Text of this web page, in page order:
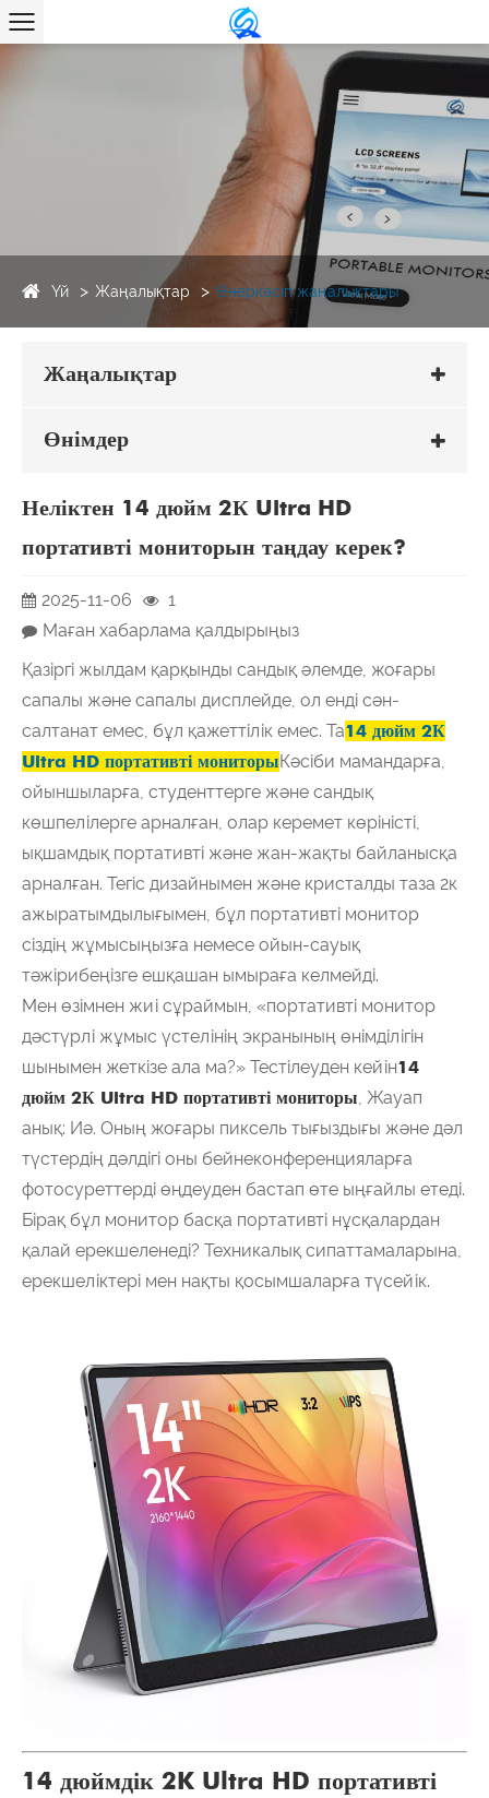
Үй Жаңалықтар Өнеркәсіп жаңалықтары
Жаңалықтар
Өнімдер
Неліктен 14 дюйм 2К Ultra HD
портативті мониторын таңдау керек?
2025-11-06
1
Маған хабарлама қалдырыңыз
Қазіргі жылдам қарқынды сандық әлемде, жоғары
сапалы және сапалы дисплейде, ол енді сән-
салтанат емес, бұл қажеттілік емес. Та14 дюйм 2К
Ultra HD портативті мониторыКәсіби мамандарға,
ойыншыларға, студенттерге және сандық
көшпелілерге арналған, олар керемет көріністі,
ықшамдық портативті және жан-жақты байланысқа
арналған. Тегіс дизайнымен және кристалды таза 2к
ажыратымдылығымен, бұл портативті монитор
сіздің жұмысыңызға немесе ойын-сауық
тәжірибеңізге ешқашан ымыраға келмейді.
Мен өзімнен жиі сұраймын, «портативті монитор
дәстүрлі жұмыс үстелінің экранының өнімділігін
шынымен жеткізе ала ма?» Тестілеуден кейін14
дюйм 2К Ultra HD портативті мониторы, Жауап
анық: Иә. Оның жоғары пиксель тығыздығы және дәл
түстердің дәлдігі оны бейнеконференцияларға
фотосуреттерді өңдеуден бастап өте ыңғайлы етеді.
Бірақ бұл монитор басқа портативті нұсқалардан
қалай ерекшеленеді? Техникалық сипаттамаларына,
ерекшеліктері мен нақты қосымшаларға түсейік.
14 дюймдік 2K Ultra HD портативті